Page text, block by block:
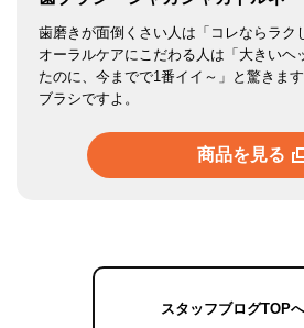
歯磨きが面倒くさい人は「コレならラク
オーラルケアにこだわる人は「大きいヘ
たのに、今までで1番イイ～」と驚きま
ブラシですよ。
商品を見る
スタッフブログTOP